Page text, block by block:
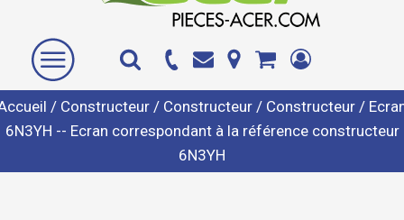
/ Constructeur / Constructeur / Constructeur /
6N3YH -- Ecran correspondant à la référence constructeur
6N3YH